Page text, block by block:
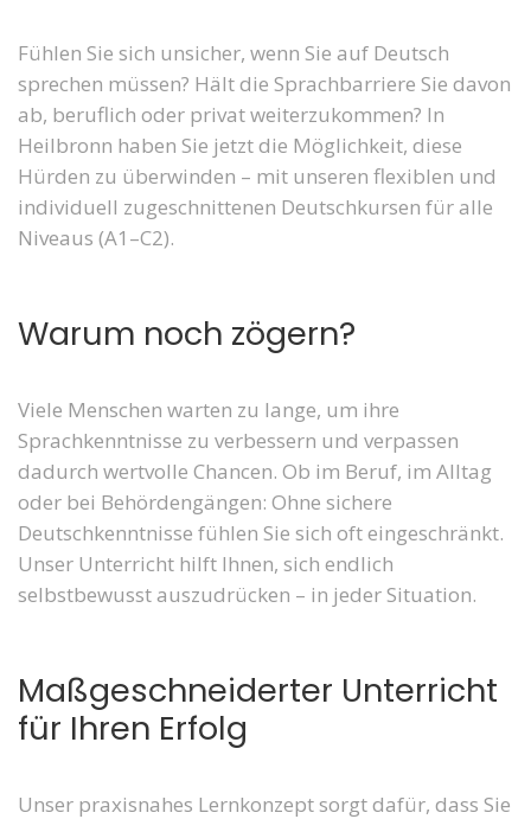
Fühlen Sie sich unsicher, wenn Sie auf Deutsch
sprechen müssen? Hält die Sprachbarriere Sie davon
ab, beruflich oder privat weiterzukommen? In
Heilbronn haben Sie jetzt die Möglichkeit, diese
Hürden zu überwinden – mit unseren flexiblen und
individuell zugeschnittenen Deutschkursen für alle
Niveaus (A1–C2).
Warum noch zögern?
Viele Menschen warten zu lange, um ihre
Sprachkenntnisse zu verbessern und verpassen
dadurch wertvolle Chancen. Ob im Beruf, im Alltag
oder bei Behördengängen: Ohne sichere
Deutschkenntnisse fühlen Sie sich oft eingeschränkt.
Unser Unterricht hilft Ihnen, sich endlich
selbstbewusst auszudrücken – in jeder Situation.
Maßgeschneiderter Unterricht
für Ihren Erfolg
Unser praxisnahes Lernkonzept sorgt dafür, dass Sie